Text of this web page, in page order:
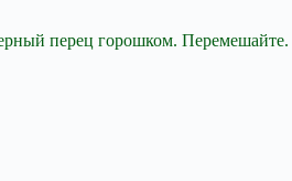
перец горошком. Перемешайте.